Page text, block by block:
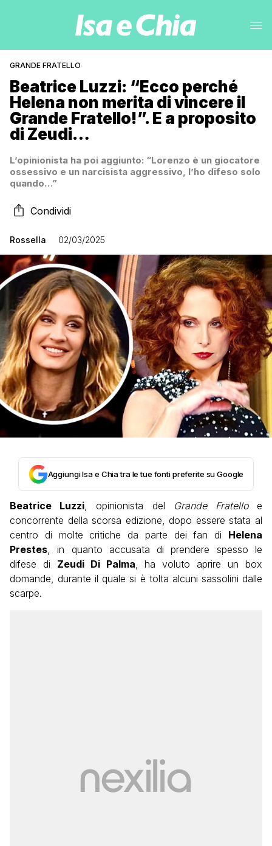
GRANDE FRATELLO
Beatrice Luzzi: “Ecco perché
Helena non merita di vincere il
Grande Fratello!”. E a proposito
di Zeudi…
L’opinionista ha poi aggiunto: “Lorenzo è un giocatore
ossessivo e un narcisista aggressivo, l’ho difeso solo
quando…”
Condividi
Rossella 02/03/2025
Aggiungi Isa e Chia tra le tue fonti preferite su Google
Beatrice Luzzi , opinionista del Grande Fratelloe
concorrente della scorsa edizione, dopo essere stata al
centro di molte critiche da parte dei fan di Helena
Prestes , in quanto accusata di prendere spesso le
difese di Zeudi Di Palma , ha voluto aprire un box
domande, durante il quale si è tolta alcuni sassolini dalle
scarpe.